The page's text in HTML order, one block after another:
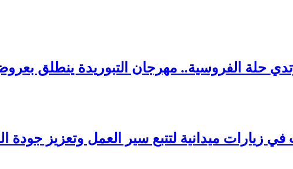
الفروسية.. مهرجان التبوريدة ينطلق بعروض مبهرة
زيارات ميدانية لتتبع سير العمل وتعزيز جودة